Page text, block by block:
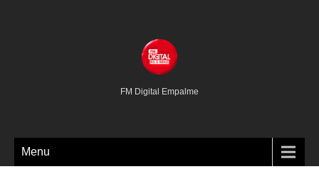
FM Digital Empalme
Menu